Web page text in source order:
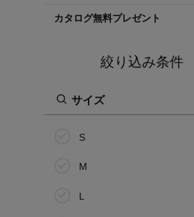
カタログ無料プレゼント
絞り込み条件
サイズ
S
M
L